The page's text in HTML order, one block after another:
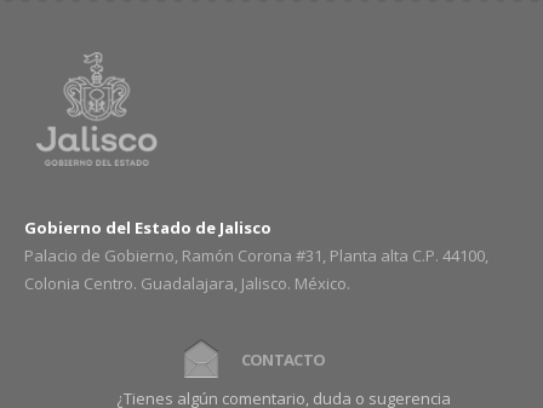
Gobierno del Estado de Jalisco
Palacio de Gobierno, Ramón Corona #31, Planta alta C.P. 44100,
Colonia Centro. Guadalajara, Jalisco. México.
CONTACTO
¿Tienes algún comentario, duda o sugerencia